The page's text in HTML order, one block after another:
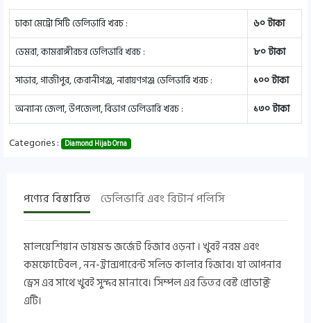
ঢাকা মেট্রো সিটি ডেলিভারি খরচ :
৬০ টাকা
ডেমরা, কামরাঙ্গীরচর ডেলিভারি খরচ :
৮০ টাকা
সাভার, গাজীপুর, কেরানীগঞ্জ, নারায়ণগঞ্জ ডেলিভারি খরচ :
১০০ টাকা
অন্যান্য জেলা, উপজেলা, বিভাগ ডেলিভারি খরচ :
১৩০ টাকা
Categories : Diamond Hijab Orna
পণ্যের বিস্তারিত ডেলিভারি এবং রিটার্ন পলিসি
মালয়েশিয়ান ডায়মন্ড জর্জেট হিজাব ওড়না । খুবই নরম এবং
কমফোর্টেবল , নন-ট্রান্সপারেন্ট সলিড কালার হিজাব। যা আপনার
ড্রেস এর সাথে খুবই সুন্দর মানাবে। সিম্পল এর ভিতর বেস্ট প্রোডাক্ট
এটি।